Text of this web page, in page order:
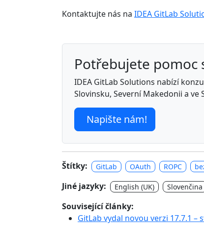
Kontaktujte nás na IDEA GitLab
Potřebujete pomoc
IDEA GitLab Solutions nabízí
Slovinsku, Severní Makedonii a ve
Napište nám!
Štítky: GitLab OAuth ROPC
Jiné jazyky: English (UK) Slovenčina
Související články:
GitLab vydal novou verzi 17.7.1 –